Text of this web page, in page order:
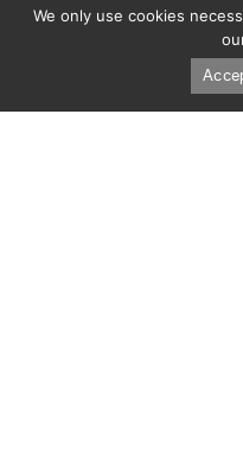
176 pages
Published on 01/02/2017
ISBN : 978-2-917217-82-5
We only use cookies